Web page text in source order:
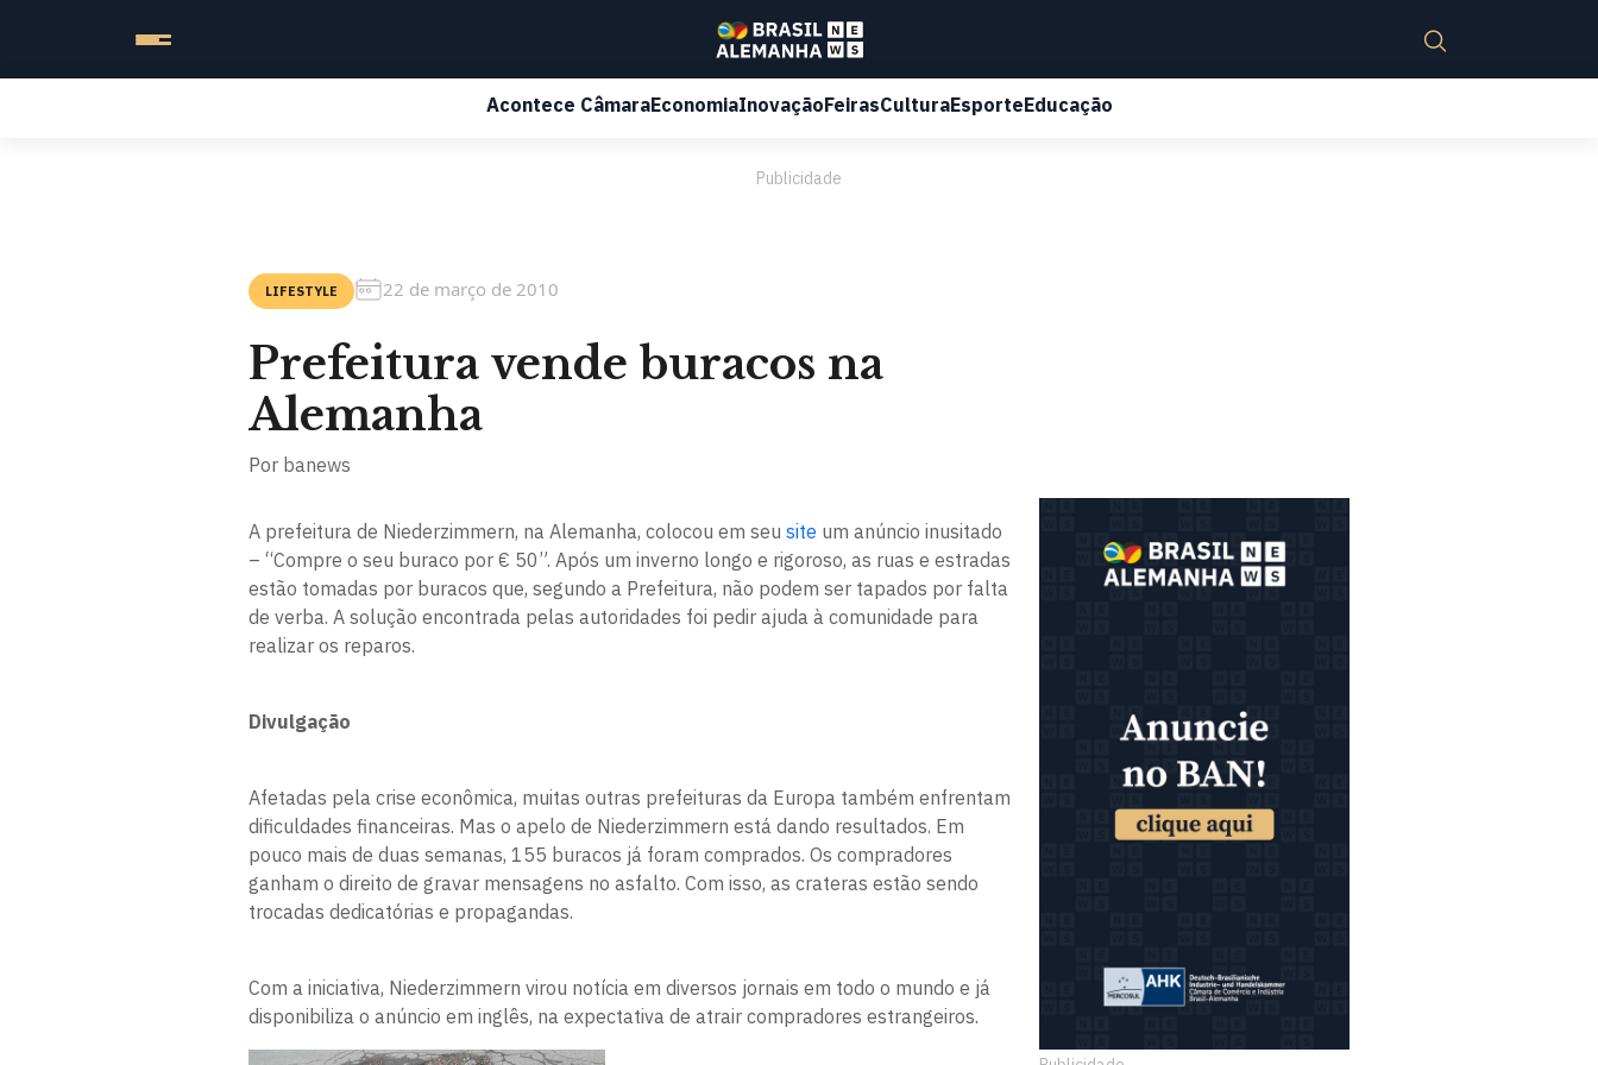
Acontece CâmaraEconomiaInovaçãoFeirasCulturaEsporteEducação
Publicidade
LIFESTYLE 22 de março de 2010
Prefeitura vende buracos na
Alemanha
Por banews
A prefeitura de Niederzimmern, na Alemanha, colocou em seu site um anúncio inusitado
– “Compre o seu buraco por € 50”. Após um inverno longo e rigoroso, as ruas e estradas
estão tomadas por buracos que, segundo a Prefeitura, não podem ser tapados por falta
de verba. A solução encontrada pelas autoridades foi pedir ajuda à comunidade para
realizar os reparos.
Divulgação
Afetadas pela crise econômica, muitas outras prefeituras da Europa também enfrentam
dificuldades financeiras. Mas o apelo de Niederzimmern está dando resultados. Em
pouco mais de duas semanas, 155 buracos já foram comprados. Os compradores
ganham o direito de gravar mensagens no asfalto. Com isso, as crateras estão sendo
trocadas dedicatórias e propagandas.
Com a iniciativa, Niederzimmern virou notícia em diversos jornais em todo o mundo e já
disponibiliza o anúncio em inglês, na expectativa de atrair compradores estrangeiros.